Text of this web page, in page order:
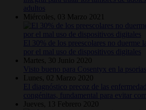
adultos
Miércoles, 03 Marzo 2021
El 30% de los preescolares no duerme
por el mal uso de dispositivos digitales
Martes, 30 Junio 2020
Visto bueno para Cosentyx en la
Lunes, 02 Marzo 2020
El diagnóstico precoz de las
congénitas, fundamental para evitar
Jueves, 13 Febrero 2020